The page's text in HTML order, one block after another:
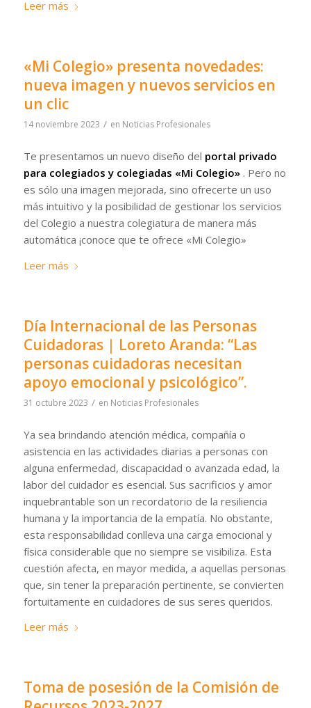
Leer más
«Mi Colegio» presenta novedades:
nueva imagen y nuevos servicios en
un clic
14 noviembre 2023 / en Noticias Profesionales
Te presentamos un nuevo diseño del portal privado
para colegiados y colegiadas «Mi Colegio». Pero no
es sólo una imagen mejorada, sino ofrecerte un uso
más intuitivo y la posibilidad de gestionar los servicios
del Colegio a nuestra colegiatura de manera más
automática ¡conoce que te ofrece «Mi Colegio»
Leer más
Día Internacional de las Personas
Cuidadoras | Loreto Aranda: “Las
personas cuidadoras necesitan
apoyo emocional y psicológico”.
31 octubre 2023 / en Noticias Profesionales
Ya sea brindando atención médica, compañía o
asistencia en las actividades diarias a personas con
alguna enfermedad, discapacidad o avanzada edad, la
labor del cuidador es esencial. Sus sacrificios y amor
inquebrantable son un recordatorio de la resiliencia
humana y la importancia de la empatía. No obstante,
esta responsabilidad conlleva una carga emocional y
física considerable que no siempre se visibiliza. Esta
cuestión afecta, en mayor medida, a aquellas personas
que, sin tener la preparación pertinente, se convierten
fortuitamente en cuidadores de sus seres queridos.
Leer más
Toma de posesión de la Comisión de